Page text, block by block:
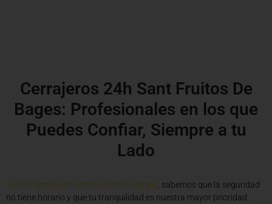
Cerrajeros 24h Sant Fruitos De
Bages: Profesionales en los que
Puedes Confiar, Siempre a tu
Lado
En Cerrajeros 24h Sant Fruitos De Bages , sabemos que la seguridad
no tiene horario y que tu tranquilidad es nuestra mayor prioridad.